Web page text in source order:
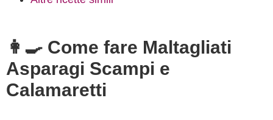
👩‍🍳 Come fare Maltagliati
Asparagi Scampi e
Calamaretti